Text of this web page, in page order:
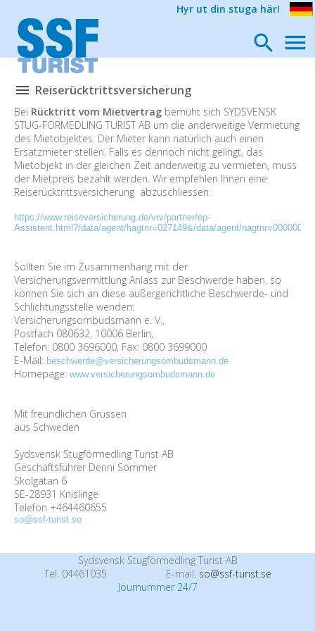
Hyr ut din stuga här!
Reiserücktrittsversicherung
Bei Rücktritt vom Mietvertrag bemüht sich SYDSVENSK
STUG-FÖRMEDLING TURIST AB um die anderweitige Vermietung
des Mietobjektes. Der Mieter kann natürlich auch einen
Ersatzmieter stellen. Falls es dennoch nicht gelingt, das
Mietobjekt in der gleichen Zeit anderweitig zu vermieten, muss
der Mietpreis bezahlt werden. Wir empfehlen Ihnen eine
Reiserücktrittsversicherung abzuschliessen:
https://www.reiseversicherung.de/vrv/partner/ep-
Assistent.html?/data/agent/hagtnr=027149&/data/agent/nagtnr=000000
Sollten Sie im Zusammenhang mit der
Versicherungsvermittlung Anlass zur Beschwerde haben, so
können Sie sich an diese außergerichtliche Beschwerde- und
Schlichtungsstelle wenden:
Versicherungsombudsmann e. V.,
Postfach 080632, 10006 Berlin,
Telefon: 0800 3696000, Fax: 0800 3699000
E-Mail: beschwerde@versicherungsombudsmann.de
Homepage: www.versicherungsombudsmann.de
Mit freundlichen Grüssen
aus Schweden
Sydsvensk Stugförmedling Turist AB
Geschäftsführer Denni Sommer
Skolgatan 6
SE-28931 Knislinge
Telefon +464460655
so@ssf-turist.se
Sydsvensk Stugförmedling Turist AB
Tel. 04461035
E-mail: so@ssf-turist.se
Journummer 24/7